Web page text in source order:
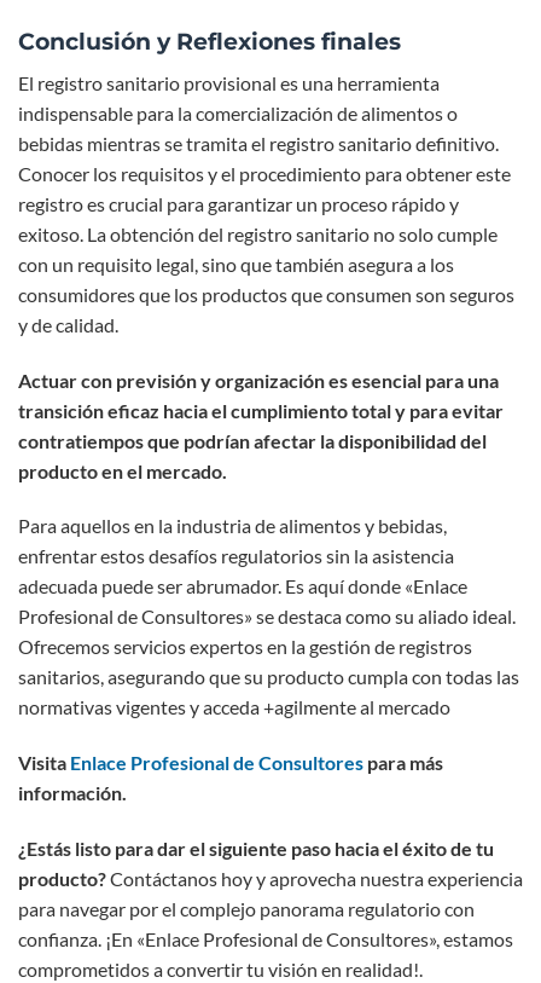
Conclusión y Reflexiones finales
El registro sanitario provisional es una herramienta
indispensable para la comercialización de alimentos o
bebidas mientras se tramita el registro sanitario definitivo.
Conocer los requisitos y el procedimiento para obtener este
registro es crucial para garantizar un proceso rápido y
exitoso. La obtención del registro sanitario no solo cumple
con un requisito legal, sino que también asegura a los
consumidores que los productos que consumen son seguros
y de calidad.
Actuar con previsión y organización es esencial para una
transición eficaz hacia el cumplimiento total y para evitar
contratiempos que podrían afectar la disponibilidad del
producto en el mercado.
Para aquellos en la industria de alimentos y bebidas,
enfrentar estos desafíos regulatorios sin la asistencia
adecuada puede ser abrumador. Es aquí donde «Enlace
Profesional de Consultores» se destaca como su aliado ideal.
Ofrecemos servicios expertos en la gestión de registros
sanitarios, asegurando que su producto cumpla con todas las
normativas vigentes y acceda +agilmente al mercado
Visita Enlace Profesional de Consultores para más
información.
¿Estás listo para dar el siguiente paso hacia el éxito de tu
producto?Contáctanos hoy y aprovecha nuestra experiencia
para navegar por el complejo panorama regulatorio con
confianza. ¡En «Enlace Profesional de Consultores», estamos
comprometidos a convertir tu visión en realidad!.